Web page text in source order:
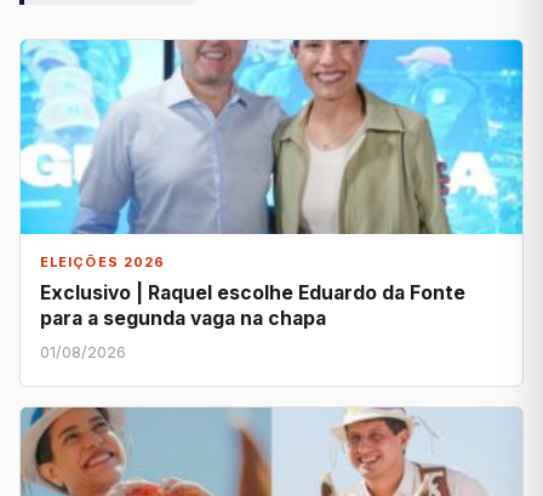
ELEIÇÕES 2026
Exclusivo | Raquel escolhe Eduardo da Fonte
para a segunda vaga na chapa
01/08/2026